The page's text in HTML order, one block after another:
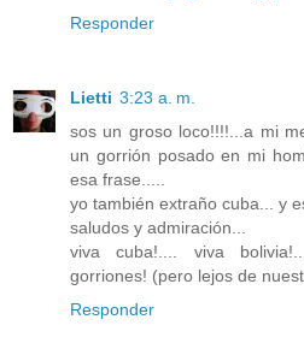
Responder
Lietti 3:23 a. m.
sos un groso loco!!!!...a mi
un gorrión posado en mi
esa frase.....
yo también extraño cuba... y
saludos y admiración...
viva cuba!.... viva
gorriones! (pero lejos de
Responder